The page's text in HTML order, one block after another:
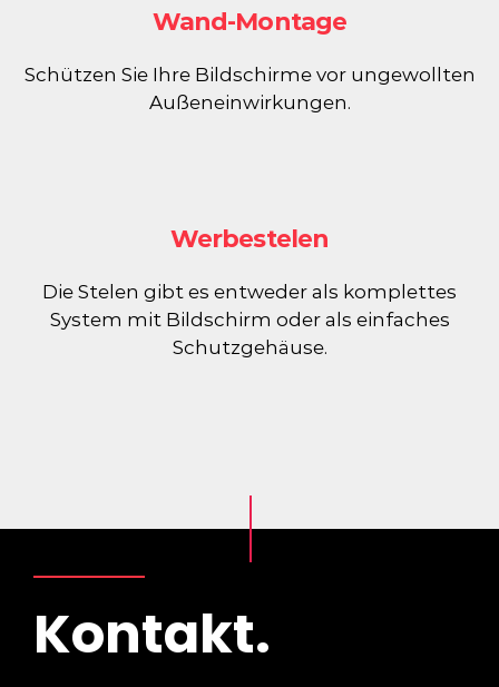
Wand-Montage
Schützen Sie Ihre Bildschirme vor ungewollten
Außeneinwirkungen.
Werbestelen
Die Stelen gibt es entweder als komplettes
System mit Bildschirm oder als einfaches
Schutzgehäuse.
Kontakt.